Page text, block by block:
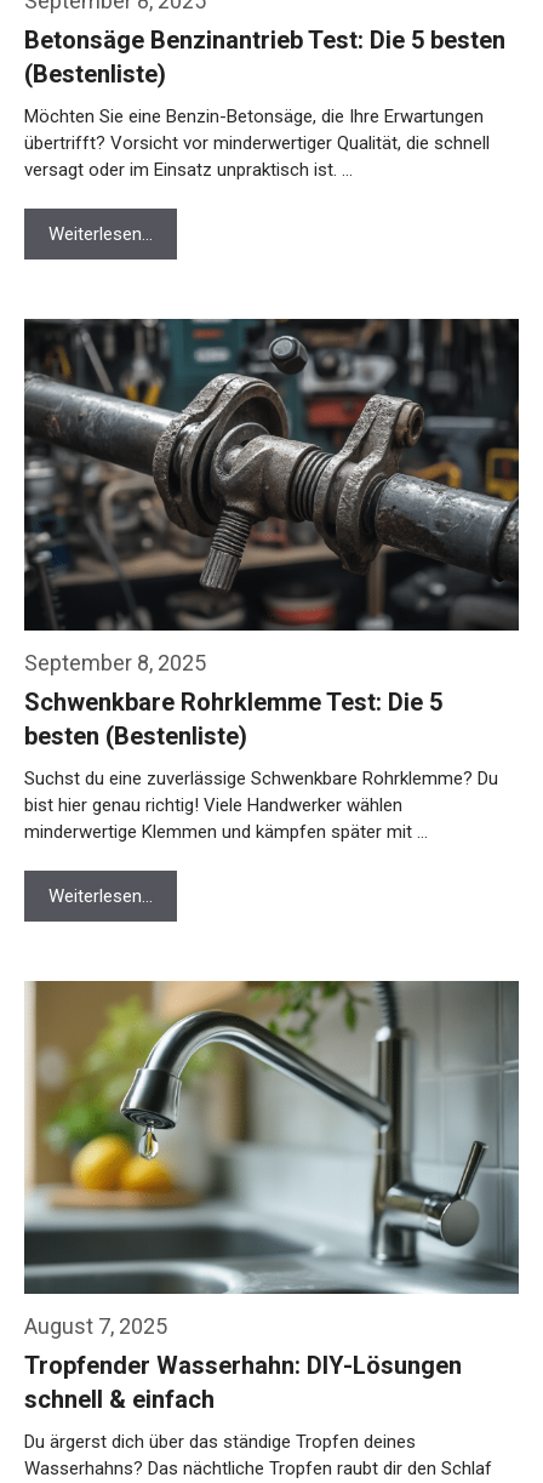
Betonsäge Benzinantrieb Test: Die 5 besten
(Bestenliste)
Möchten Sie eine Benzin-Betonsäge, die Ihre Erwartungen
übertrifft? Vorsicht vor minderwertiger Qualität, die schnell
versagt oder im Einsatz unpraktisch ist. …
Weiterlesen…
September 8, 2025
Schwenkbare Rohrklemme Test: Die 5
besten (Bestenliste)
Suchst du eine zuverlässige Schwenkbare Rohrklemme? Du
bist hier genau richtig! Viele Handwerker wählen
minderwertige Klemmen und kämpfen später mit …
Weiterlesen…
August 7, 2025
Tropfender Wasserhahn: DIY-Lösungen
schnell & einfach
Du ärgerst dich über das ständige Tropfen deines
Wasserhahns? Das nächtliche Tropfen raubt dir den Schlaf